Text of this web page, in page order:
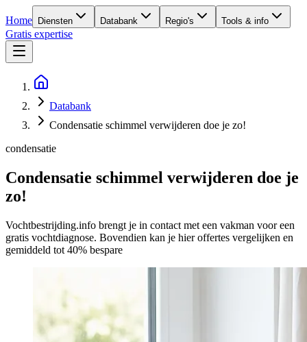
Home Diensten Databank Regio's Tools & info
Gratis expertise
Databank
Condensatie schimmel verwijderen doe je zo!
condensatie
Condensatie schimmel verwijderen doe je
zo!
Vochtbestrijding.info brengt je in contact met een vakman voor een
gratis vochtdiagnose. Bovendien kan je hier offertes vergelijken en
gemiddeld tot 40% bespare